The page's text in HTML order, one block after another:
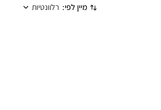
מיין לפי: רלוונטיות